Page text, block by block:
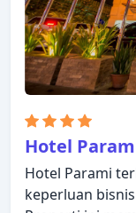
Hotel
Hotel Parami
keperluan